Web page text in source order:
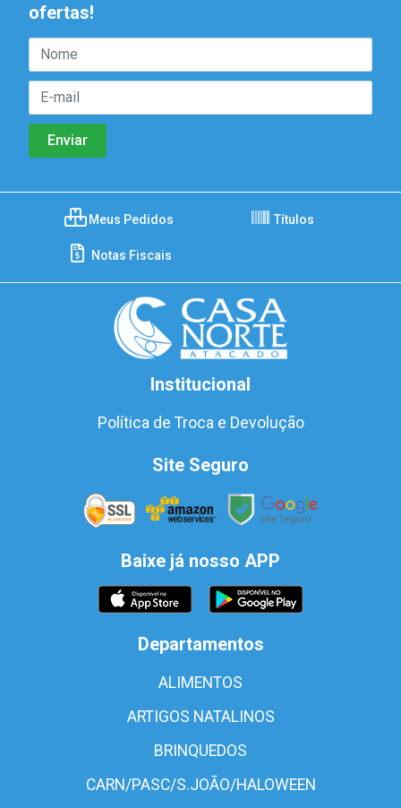
ofertas!
Meus Pedidos Títulos
Notas Fiscais
Institucional
Política de Troca e Devolução
Site Seguro
Baixe já nosso APP
Departamentos
ALIMENTOS
ARTIGOS NATALINOS
BRINQUEDOS
CARN/PASC/S.JOÃO/HALOWEEN